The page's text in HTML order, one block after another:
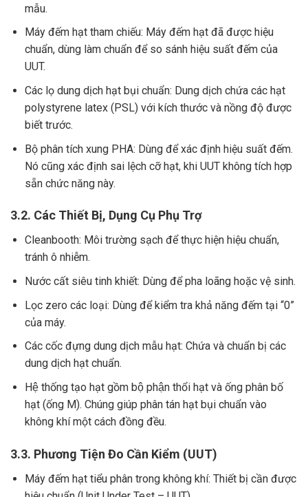
mẫu.
Máy đếm hạt tham chiếu: Máy đếm hạt đã được hiệu
chuẩn, dùng làm chuẩn để so sánh hiệu suất đếm của
UUT.
Các lọ dung dịch hạt bụi chuẩn: Dung dịch chứa các hạt
polystyrene latex (PSL) với kích thước và nồng độ được
biết trước.
Bộ phân tích xung PHA: Dùng để xác định hiệu suất đếm.
Nó cũng xác định sai lệch cỡ hạt, khi UUT không tích hợp
sẵn chức năng này.
3.2. Các Thiết Bị, Dụng Cụ Phụ Trợ
Cleanbooth: Môi trường sạch để thực hiện hiệu chuẩn,
tránh ô nhiễm.
Nước cất siêu tinh khiết: Dùng để pha loãng hoặc vệ sinh.
Lọc zero các loại: Dùng để kiểm tra khả năng đếm tại “0”
của máy.
Các cốc đựng dung dịch mẫu hạt: Chứa và chuẩn bị các
dung dịch hạt chuẩn.
Hệ thống tạo hạt gồm bộ phận thổi hạt và ống phân bố
hạt (ống M). Chúng giúp phân tán hạt bụi chuẩn vào
không khí một cách đồng đều.
3.3. Phương Tiện Đo Cần Kiểm (UUT)
Máy đếm hạt tiểu phân trong không khí: Thiết bị cần được